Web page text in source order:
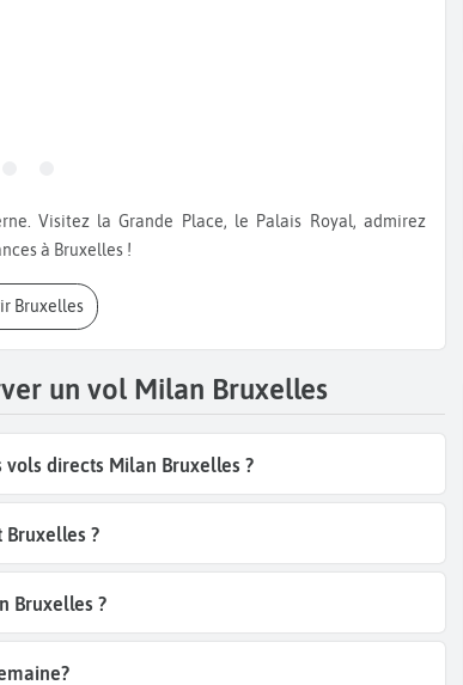
à Bruxelles !
Bruxelles
un vol Milan Bruxelles
directs Milan Bruxelles ?
?
Bruxelles ?